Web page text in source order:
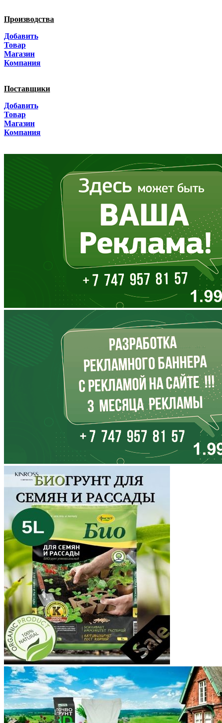
Волгоградская область
Вологодская область
Дагестан
Еврейская АО
Забайкальский край
Запорожская область
Ивановская область
Иркутская область
Кабардино-Балкария
Калининградская область
Калмыкия
Калужская область
Камчатский край
Карачаево-Черкесия
Карелия
Кемеровская область
Кировская область
Коми
Корякский округ
Костромская область
Краснодарский край
Красноярский край
Крым
Курганская область
Курская область
Ленинградская область
Липецкая область
Производства
Добавить
Товар
Магазин
Компания
Поставщики
Добавить
Товар
Магазин
Компания